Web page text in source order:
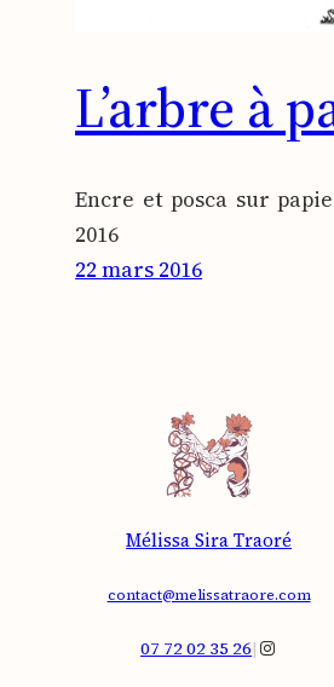
L’arbre à
Encre et pos­ca sur
2016
22 mars 2016
Mélissa Sira Traoré
contact@melissatraore.com
07 72 02 35 26|